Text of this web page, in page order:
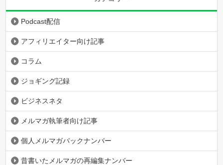
Podcast配信
アフィリエイター向け記事
コラム
ジョギング記録
ビジネスネタ
メルマガ執筆者向け記事
個人メルマガバックナンバー
昔書いたメルマガの再編集ナンバー